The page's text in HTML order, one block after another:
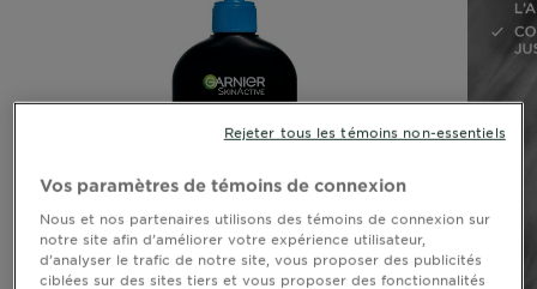
Vos paramètres de témoins de connexion
Nous et nos partenaires utilisons des témoins de connexion sur
notre site afin d’améliorer votre expérience utilisateur,
d’analyser le trafic de notre site, vous proposer des publicités
ciblées sur des sites tiers et vous proposer des fonctionnalités
Rejeter tous les témoins non-essentiels